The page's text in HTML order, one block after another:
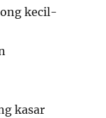
kecil-
kasar